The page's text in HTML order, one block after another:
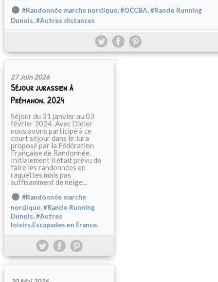
#Randonnée marche nordique,#OCCBA,#Rando Running
Dunois,#Autres distances
27 Juin 2026
Séjour jurassien à
Prémanon. 2024
Séjour du 31 janvier au 03
février 2024. Avec Didier
nous avons participé à ce
court séjour dans le Jura
proposé par la Fédération
Française de Randonnée.
Initialement il était prévu de
faire les randonnées en
raquettes mais pas
suffisamment de neige...
#Randonnée marche
nordique,#Rando Running
Dunois,#Autres
loisirs.Escapades en France.